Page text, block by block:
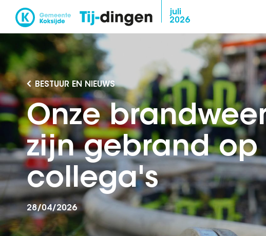
Overslaan
naar
inhoud
gaan
juli
2026
BESTUUR EN NIEUWS
Onze
zijn gebrand op
collega's
28/04/2026